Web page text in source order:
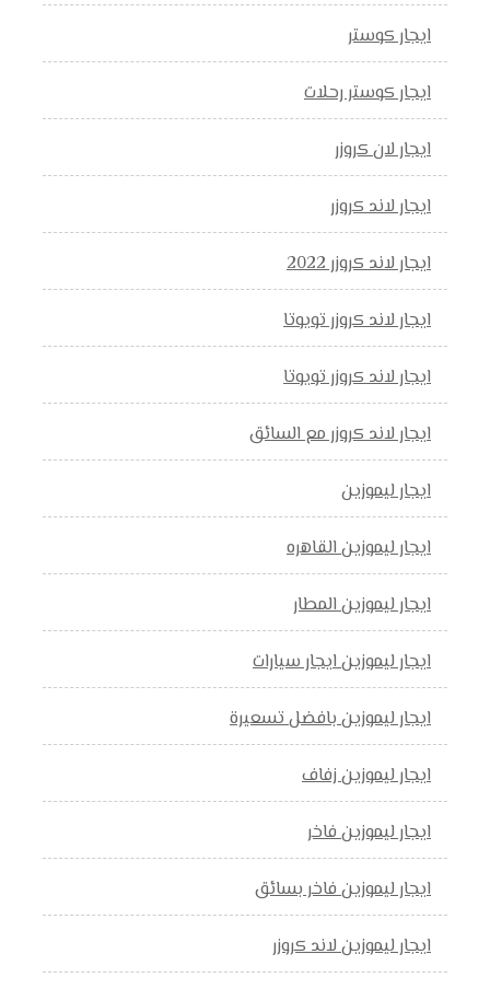
ايجار كوستر
ايجار كوستر رحلات
ايجار لان كروزر
ايجار لاند كروزر
ايجار لاند كروزر 2022
ايجار لاند كروزر تويوتا
ايجار لاند كروزر تويوتا
ايجار لاند كروزر مع السائق
ايجار ليموزين
ايجار ليموزين القاهره
ايجار ليموزين المطار
ايجار ليموزين ايجار سيارات
ايجار ليموزين بافضل تسعيرة
ايجار ليموزين زفاف
ايجار ليموزين فاخر
ايجار ليموزين فاخر بسائق
ايجار ليموزين لاند كروزر